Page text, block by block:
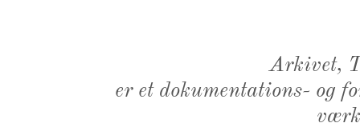
Arkivet,
er et dokumentations- og